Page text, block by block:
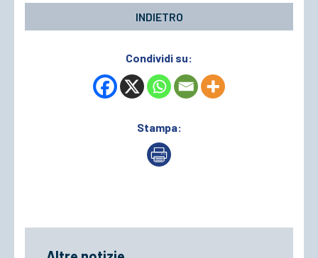
INDIETRO
Condividi su:
Stampa: